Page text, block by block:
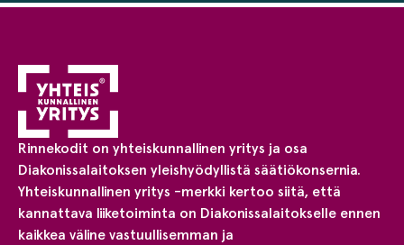
Rinnekodit on yhteiskunnallinen yritys ja osa
Diakonissalaitoksen yleishyödyllistä säätiökonsernia.
Yhteiskunnallinen yritys -merkki kertoo siitä, että
kannattava liiketoiminta on Diakonissalaitokselle ennen
kaikkea väline vastuullisemman ja